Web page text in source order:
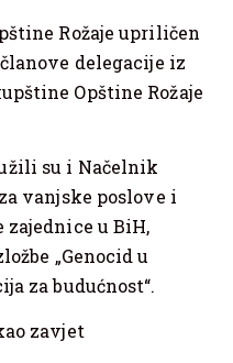
Rožaje upriličen
delegacije iz
Opštine Rožaje
su i Načelnik
vanjske poslove i
zajednice u BiH,
„Genocid u
za budućnost“.
zavjet